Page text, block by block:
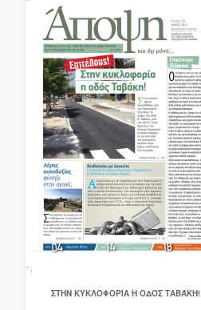
ΣΤΗΝ ΚΥΚΛΟΦΟΡΊΑ Η ΟΔΌΣ ΤΑΒΆΚΗ!